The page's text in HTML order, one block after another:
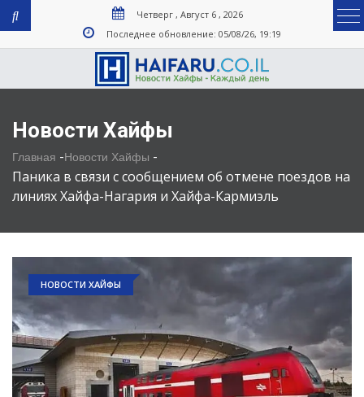
Четверг , Август 6 , 2026
Последнее обновление: 05/08/26, 19:19
Новости Хайфы
Главная -Новости Хайфы -
Паника в связи с сообщением об отмене поездов на
линиях Хайфа-Нагария и Хайфа-Кармиэль
НОВОСТИ ХАЙФЫ